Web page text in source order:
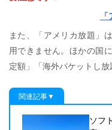
また、「アメリカ放題」
用できません。ほかの国
定額」「海外パケットし放
関連記事▼
ソフ